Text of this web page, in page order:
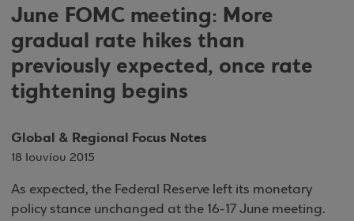
June FOMC meeting: More
gradual rate hikes than
previously expected, once rate
tightening begins
Global & Regional Focus Notes
18 Ιουνίου 2015
As expected, the Federal Reserve left its monetary
policy stance unchanged at the 16-17 June meeting.